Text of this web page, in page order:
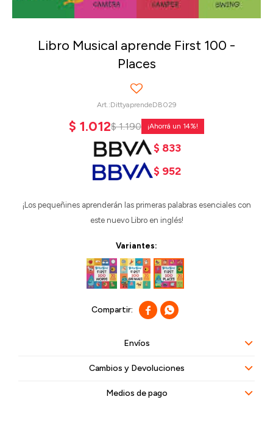
Libro Musical aprende First 100 -
Places
DittyaprendeDB029
$ 1.012$ 1.190 14
$ 833
$ 952
¡Los pequeñines aprenderán las primeras palabras esenciales con
este nuevo Libro en inglés!
Variantes:
 
Envíos
Cambios y Devoluciones
Medios de pago